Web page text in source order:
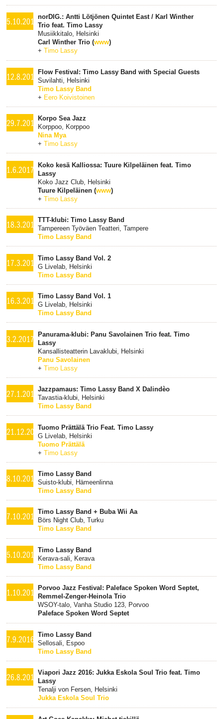
5.10.2017norDIG.: Antti Lötjönen Quintet East / Karl Winther
Trio feat. Timo Lassy
Musiikkitalo, Helsinki
Carl Winther Trio (www)
+Timo Lassy
12.8.2017Flow Festival: Timo Lassy Band with Special Guests
Suvilahti, Helsinki
Timo Lassy Band
+ Eero Koivistoinen
29.7.2017Korpo Sea Jazz
Korppoo, Korppoo
Nina Mya
+Timo Lassy
1.6.2017
Koko kesä Kalliossa: Tuure Kilpeläinen feat. Timo
Lassy
Koko Jazz Club, Helsinki
Tuure Kilpeläinen (www)
+Timo Lassy
18.3.2017TTT-klubi: Timo Lassy Band
Tampereen Työväen Teatteri, Tampere
Timo Lassy Band
17.3.2017
Timo Lassy Band Vol. 2
G Livelab, Helsinki
Timo Lassy Band
16.3.2017Timo Lassy Band Vol. 1
G Livelab, Helsinki
Timo Lassy Band
3.2.2017
Panurama-klubi: Panu Savolainen Trio feat. Timo
Lassy
Kansallisteatterin Lavaklubi, Helsinki
Panu Savolainen
+Timo Lassy
27.1.2017Jazzpamaus: Timo Lassy Band X Dalindèo
Tavastia-klubi, Helsinki
Timo Lassy Band
21.12.2016Tuomo Prättälä Trio Feat. Timo Lassy
G Livelab, Helsinki
Tuomo Prättälä
+Timo Lassy
8.10.2016
Timo Lassy Band
Suisto-klubi, Hämeenlinna
Timo Lassy Band
7.10.2016
Timo Lassy Band + Buba Wii Aa
Börs Night Club, Turku
Timo Lassy Band
5.10.2016
Timo Lassy Band
Kerava-sali, Kerava
Timo Lassy Band
1.10.2016Porvoo Jazz Festival: Paleface Spoken Word Septet,
Remmel-Zenger-Heinola Trio
WSOY-talo, Vanha Studio 123, Porvoo
Paleface Spoken Word Septet
7.9.2016
Timo Lassy Band
Sellosali, Espoo
Timo Lassy Band
26.8.2016Viapori Jazz 2016: Jukka Eskola Soul Trio feat. Timo
Lassy
Tenalji von Fersen, Helsinki
Jukka Eskola Soul Trio